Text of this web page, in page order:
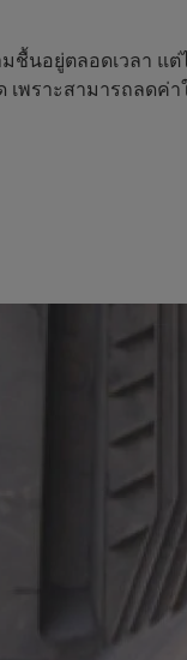
ชื้นอยู่ตลอดเวลา แ
พราะสามารถลดค่า